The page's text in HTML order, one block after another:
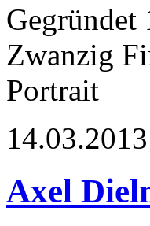
14.03.2013
Axel